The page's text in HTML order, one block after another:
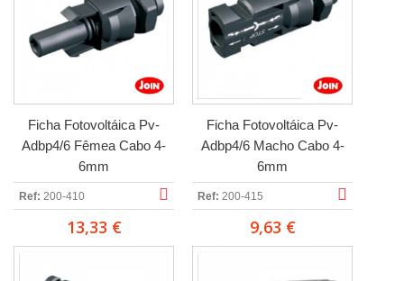
Ficha Fotovoltáica Pv-
Adbp4/6 Fêmea Cabo 4-
6mm
Ref: 200-410
13,33 €
Ficha Fotovoltáica Pv-
Adbp4/6 Macho Cabo 4-
6mm
Ref: 200-415
9,63 €